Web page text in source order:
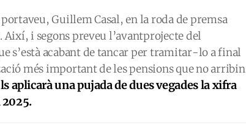
Guillem Casal, en la roda de premsa
i segons preveu l’avantprojecte del
s’està acabant de tancar per tramitar-lo a final
més important de les pensions que no arribin
aplicarà una pujada de dues vegades la xifra
2025.